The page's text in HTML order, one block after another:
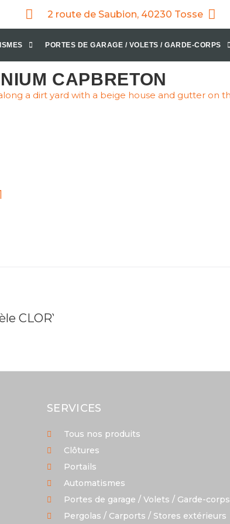
2 route de Saubion, 40230 Tosse
PORTES DE GARAGE / VOLETS / GARDE-CORPS
CAPBRETON
CLORYZA CLOHÉAC à
SERVICES
Tous nos produits
Clôtures
Portails
Automatismes
Portes de garage / Volets / Garde-corps
Pergolas / Carports / Stores extérieurs